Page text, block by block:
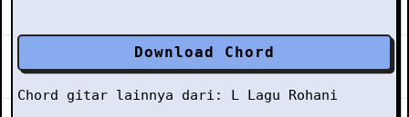
Download Chord
Chord gitar lainnya dari: L Lagu Rohani